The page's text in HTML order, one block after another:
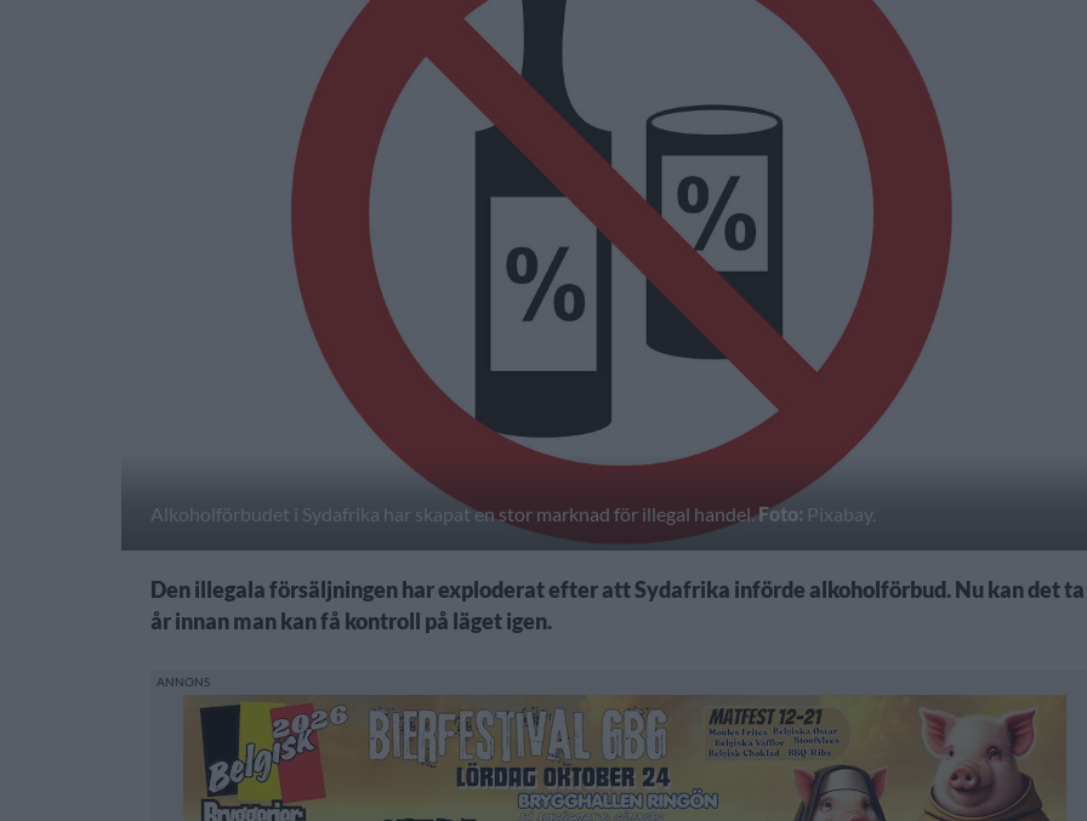
Alkoholförbudet i Sydafrika har skapat en stor marknad för illegal handel.Foto: Pixabay.
Den illegala försäljningen har exploderat efter att Sydafrika införde alkoholförbud. Nu kan det ta
år innan man kan få kontroll på läget igen.